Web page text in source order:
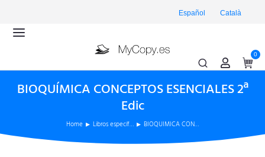
Español Català
0
BIOQUÍMICA CONCEPTOS ESENCIALES 2ª
Edic
Home Libros específ… BIOQUÍMICA CON…